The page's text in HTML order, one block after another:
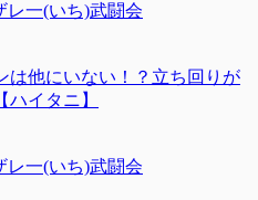
レ一(いち)武闘会
は他にいない！？立ち回りが
ハイタニ】
レ一(いち)武闘会